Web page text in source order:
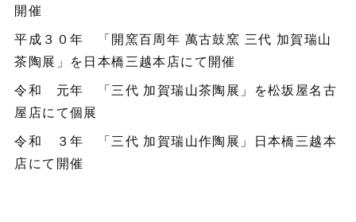
開催
平成３０年 「開窯百周年 萬古鼓窯 三代 加賀瑞山
茶陶展」を日本橋三越本店にて開催
令和 元年 「三代 加賀瑞山茶陶展」を松坂屋名古
屋店にて個展
令和 ３年 「三代 加賀瑞山作陶展」日本橋三越本
店にて開催